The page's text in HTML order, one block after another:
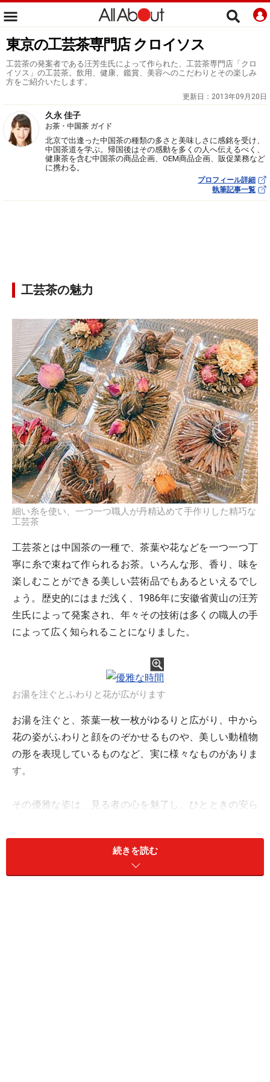
東京の工芸茶専門店 クロイソス
工芸茶の発案者である汪芳生氏によって作られた、工芸茶専門店「クロ
イソス」の工芸茶。飲用、健康、鑑賞、美容へのこだわりとその楽しみ
方をご紹介いたします。
更新日： 2013年09月20日
久永 佳子
お茶・中国茶 ガイド
北京で出逢った中国茶の種類の多さと美味しさに感銘を受け、
中国茶道を学ぶ。帰国後はその感動を多くの人へ伝えるべく、
健康茶を含む中国茶の商品企画、OEM商品企画、販促業務など
に携わる。
プロフィール詳細
執筆記事一覧
工芸茶の魅力
細い糸を使い、一つ一つ職人が丹精込めて手作りした精巧な
工芸茶
工芸茶とは中国茶の一種で、茶葉や花などを一つ一つ丁
寧に糸で束ねて作られるお茶。いろんな形、香り、味を
楽しむことができる美しい芸術品でもあるといえるでし
ょう。歴史的にはまだ浅く、1986年に安徽省黄山の汪芳
生氏によって発案され、年々その技術は多くの職人の手
によって広く知られることになりました。
お湯を注ぐとふわりと花が広がります
お湯を注ぐと、茶葉一枚一枚がゆるりと広がり、中から
花の姿がふわりと顔をのぞかせるものや、美しい動植物
の形を表現しているものなど、実に様々なものがありま
す。
その優雅な姿は、見る者の心を魅了し、ひとときの安ら
りや緑茶の味わい、最近ではめずらしい紅茶の味を楽し
続きを読む